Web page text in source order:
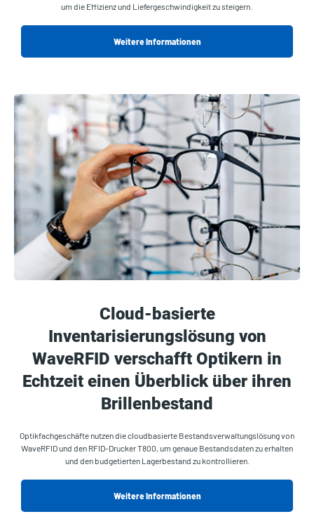
um die Effizienz und Liefergeschwindigkeit zu steigern.
Weitere Informationen
Cloud-basierte
Inventarisierungslösung von
WaveRFID verschafft Optikern in
Echtzeit einen Überblick über ihren
Brillenbestand
Optikfachgeschäfte nutzen die cloudbasierte Bestandsverwaltungslösung von
WaveRFID und den RFID-Drucker T800, um genaue Bestandsdaten zu erhalten
und den budgetierten Lagerbestand zu kontrollieren.
Weitere Informationen